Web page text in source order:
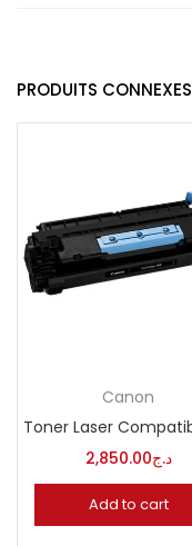
PRODUITS CONNEXES
Canon
د.ج2,850.00
Add to cart